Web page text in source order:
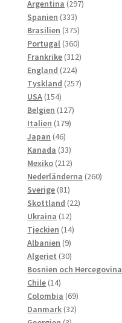
produkter
Argentina 297297
Spanien 333333
produkter
Brasilien 375375
produkter
Portugal 360360
produkter
Frankrike 312312
England 224224
produkter
Tyskland 257257
USA 154154
produkter
Belgien 127127
Italien 179179
Japan 4646
produkter
Kanada 3333
produkter
Mexiko 212212
produkter
Nederländerna 260260
Sverige 8181
produkter
Skottland 2222
Ukraina 1212
produkter
Tjeckien 1414
Albanien 99
produkter
Algeriet 3030
produkter
Bosnien och Hercegovina
Chile 1414
produkter
Colombia 6969
produkter
Danmark 3232